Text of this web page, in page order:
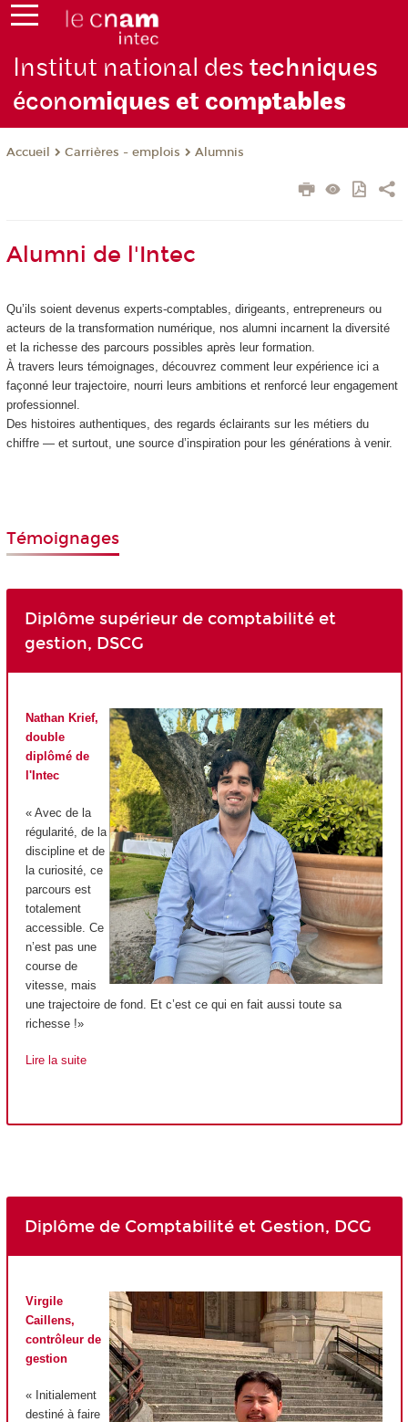
Institut national destechniques
économiques et comptables
Accueil Carrières - emplois Alumnis
Alumni de l'Intec
Qu’ils soient devenus experts-comptables, dirigeants, entrepreneurs ou
acteurs de la transformation numérique, nos alumni incarnent la diversité
et la richesse des parcours possibles après leur formation.
À travers leurs témoignages, découvrez comment leur expérience ici a
façonné leur trajectoire, nourri leurs ambitions et renforcé leur engagement
professionnel.
Des histoires authentiques, des regards éclairants sur les métiers du
chiffre — et surtout, une source d’inspiration pour les générations à venir.
Témoignages
Diplôme supérieur de comptabilité et
gestion, DSCG
Nathan Krief,
double
diplômé de
l'Intec
« Avec de la
régularité, de la
discipline et de
la curiosité, ce
parcours est
totalement
accessible. Ce
n’est pas une
course de
vitesse, mais
une trajectoire de fond. Et c’est ce qui en fait aussi toute sa
richesse !»
Lire la suite
Diplôme de Comptabilité et Gestion, DCG
Virgile
Caillens,
contrôleur de
gestion
« Initialement
destiné à faire